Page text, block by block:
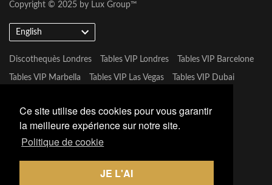
Ce site utilise des cookies pour vous garantir
la meilleure expérience sur notre site.
Politique de cookie
JE L'AI
Copyright © 2025 by Lux Group™
English
Discothequès Londres Tables VIP Londres Tables VIP Barcelone
Tables VIP Marbella Tables VIP Las Vegas Tables VIP Dubai